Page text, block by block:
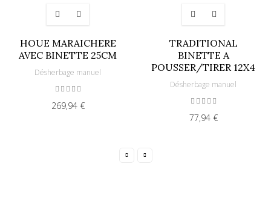
HOUE MARAICHERE
AVEC BINETTE 25CM
Désherbage manuel
269,94 €
TRADITIONAL
BINETTE A
POUSSER/TIRER 12X4
Désherbage manuel
77,94 €